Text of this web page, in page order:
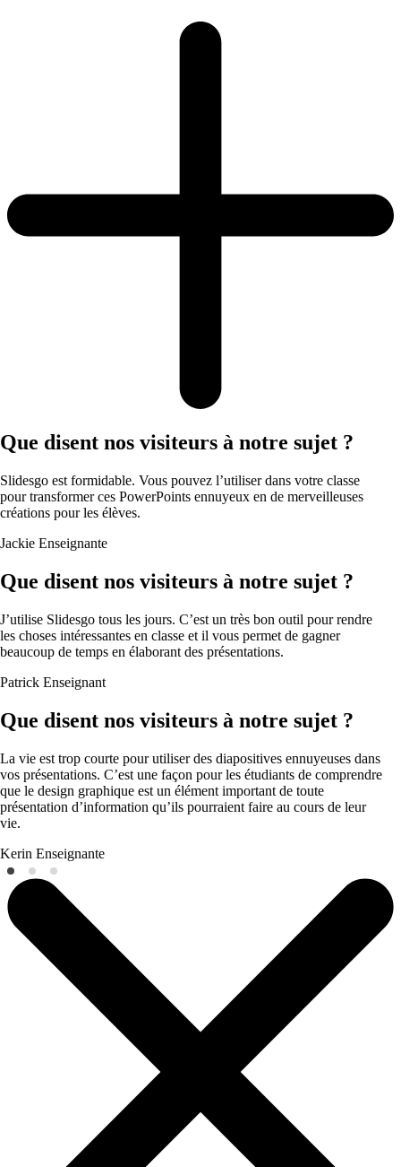
Que disent nos visiteurs à notre sujet ?
Slidesgo est formidable. Vous pouvez l’utiliser dans votre classe
pour transformer ces PowerPoints ennuyeux en de merveilleuses
créations pour les élèves.
Jackie Enseignante
Que disent nos visiteurs à notre sujet ?
J’utilise Slidesgo tous les jours. C’est un très bon outil pour rendre
les choses intéressantes en classe et il vous permet de gagner
beaucoup de temps en élaborant des présentations.
Patrick Enseignant
Que disent nos visiteurs à notre sujet ?
La vie est trop courte pour utiliser des diapositives ennuyeuses dans
vos présentations. C’est une façon pour les étudiants de comprendre
que le design graphique est un élément important de toute
présentation d’information qu’ils pourraient faire au cours de leur
vie.
Kerin Enseignante